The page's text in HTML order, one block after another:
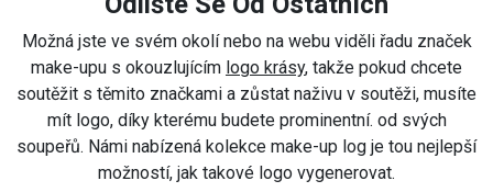
Možná jste ve svém okolí nebo na webu viděli řadu značek
make-upu s okouzlujícím logo krásy, takže pokud chcete
soutěžit s těmito značkami a zůstat naživu v soutěži, musíte
mít logo, díky kterému budete prominentní. od svých
soupeřů. Námi nabízená kolekce make-up log je tou nejlepší
možností, jak takové logo vygenerovat.